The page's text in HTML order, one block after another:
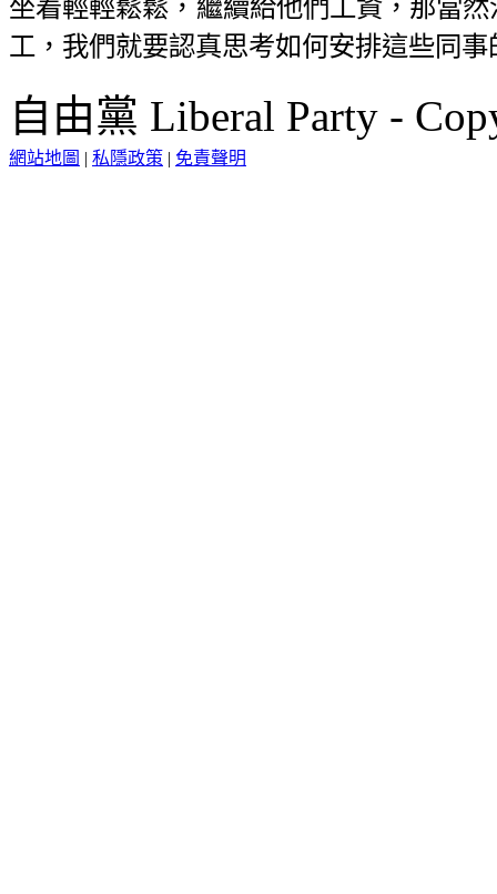
坐着輕輕鬆鬆，繼續給他們工資，那當
工，我們就要認真思考如何安排這些同
自由黨 Liberal Party -
網站地圖 | 私隱政策 | 免責聲明